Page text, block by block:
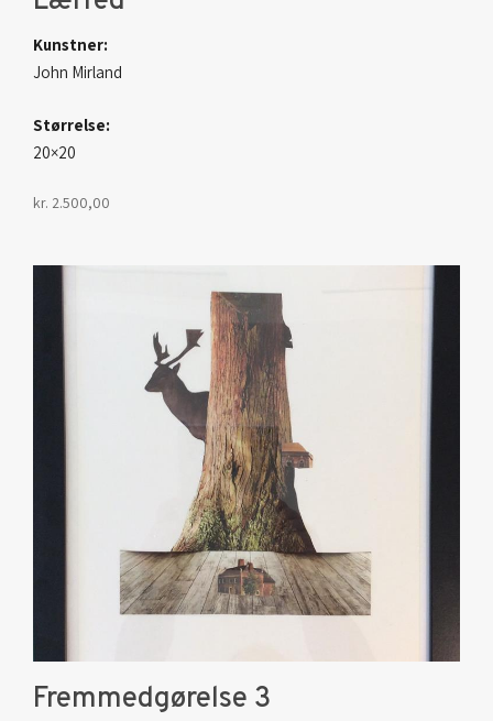
Kunstner:
John Mirland
Størrelse:
20×20
kr. 2.500,00
Fremmedgørelse 3